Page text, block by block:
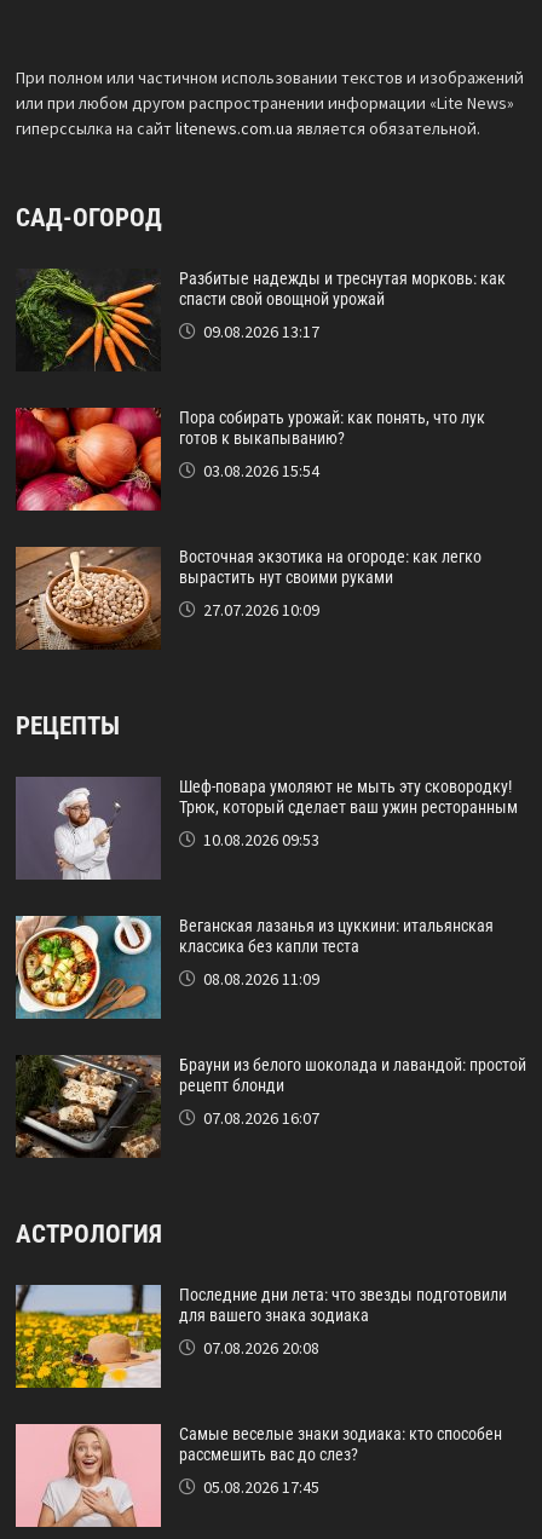
При полном или частичном использовании текстов и изображений
или при любом другом распространении информации «Lite News»
гиперссылка на сайтlitenews.com.ua является обязательной.
САД-ОГОРОД
Разбитые надежды и треснутая морковь: как
спасти свой овощной урожай
09.08.2026 13:17
Пора собирать урожай: как понять, что лук
готов к выкапыванию?
03.08.2026 15:54
Восточная экзотика на огороде: как легко
вырастить нут своими руками
27.07.2026 10:09
РЕЦЕПТЫ
Шеф-повара умоляют не мыть эту сковородку!
Трюк, который сделает ваш ужин ресторанным
10.08.2026 09:53
Веганская лазанья из цуккини: итальянская
классика без капли теста
08.08.2026 11:09
Брауни из белого шоколада и лавандой: простой
рецепт блонди
07.08.2026 16:07
АСТРОЛОГИЯ
Последние дни лета: что звезды подготовили
для вашего знака зодиака
07.08.2026 20:08
Самые веселые знаки зодиака: кто способен
рассмешить вас до слез?
05.08.2026 17:45